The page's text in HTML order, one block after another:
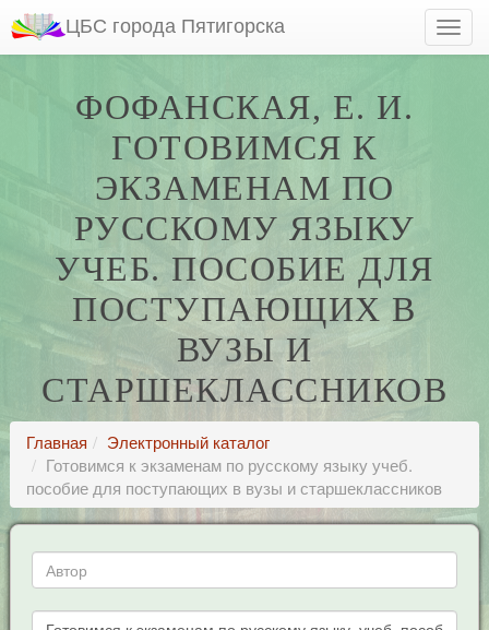
ЦБС города Пятигорска
ФОФАНСКАЯ, Е. И.
ГОТОВИМСЯ К
ЭКЗАМЕНАМ ПО
РУССКОМУ ЯЗЫКУ
УЧЕБ. ПОСОБИЕ ДЛЯ
ПОСТУПАЮЩИХ В
ВУЗЫ И
СТАРШЕКЛАССНИКОВ
Главная
Электронный каталог
Готовимся к экзаменам по русскому языку учеб.
пособие для поступающих в вузы и старшеклассников